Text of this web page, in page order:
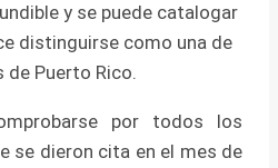
y se puede catalogar
distinguirse como una de
Puerto Rico.
por todos los
se dieron cita en el mes de